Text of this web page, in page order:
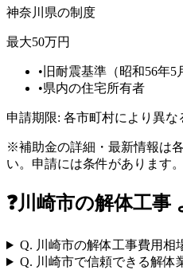
神奈川県の制度
最大50万円
• 旧耐震基準（昭和56年
•県内の住宅所有者
申請期限: 各市町村により異な
※補助金の詳細・最新情報は
い。申請には条件があります。
❓川崎市の解体工事
Q. 川崎市の解体工事費用相
Q. 川崎市で信頼できる解体